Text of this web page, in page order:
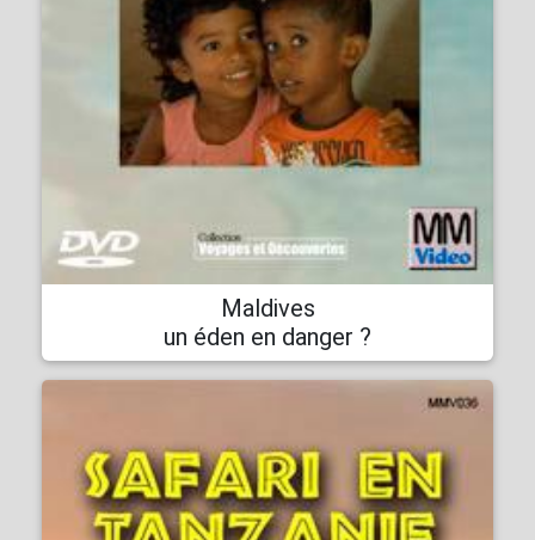
Maldives
un éden en danger ?